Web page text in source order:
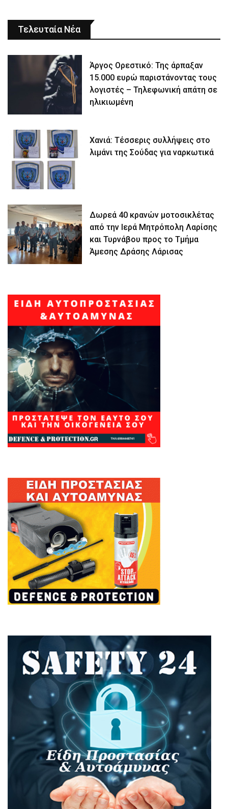
Τελευταία Νέα
Άργος Ορεστικό: Της άρπαξαν
15.000 ευρώ παριστάνοντας τους
λογιστές – Τηλεφωνική απάτη σε
ηλικιωμένη
Χανιά: Τέσσερις συλλήψεις στο
λιμάνι της Σούδας για ναρκωτικά
Δωρεά 40 κρανών μοτοσικλέτας
από την Ιερά Μητρόπολη Λαρίσης
και Τυρνάβου προς το Τμήμα
Άμεσης Δράσης Λάρισας